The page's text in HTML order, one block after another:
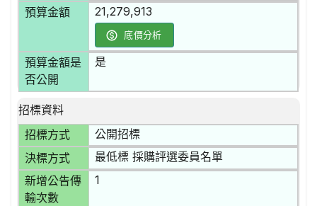
預算金額 21,279,913
底價分析
預算金額是
否公開
是
招標資料
招標方式
公開招標
決標方式 最低標 採購評選委員名單
新增公告傳
輸次數
1